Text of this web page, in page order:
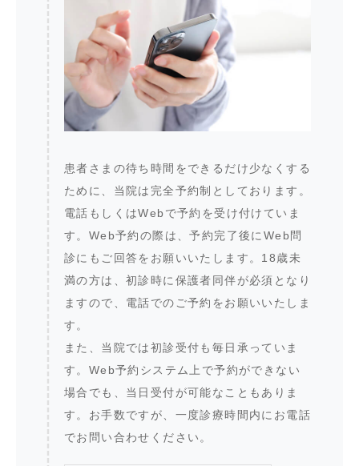
患者さまの待ち時間をできるだけ少なくする
ために、当院は完全予約制としております。
電話もしくはWebで予約を受け付けていま
す。Web予約の際は、予約完了後にWeb問
診にもご回答をお願いいたします。18歳未
満の方は、初診時に保護者同伴が必須となり
ますので、電話でのご予約をお願いいたしま
す。
また、当院では初診受付も毎日承っていま
す。Web予約システム上で予約ができない
場合でも、当日受付が可能なこともありま
す。お手数ですが、一度診療時間内にお電話
でお問い合わせください。